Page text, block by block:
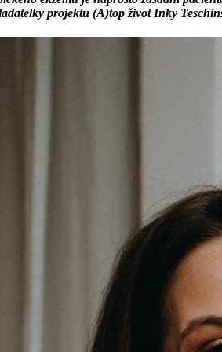
projektu (A)top život Inky